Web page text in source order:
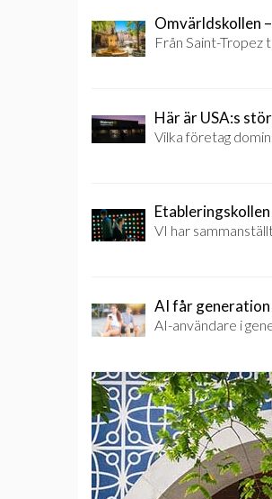
Omvärldskollen
Från Saint-Tropez
Här är USA:s
Vilka företag
VI har
AI får
AI-användare i